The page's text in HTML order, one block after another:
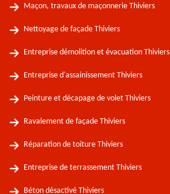
Maçon, travaux de maçonnerie Thiviers
Nettoyage de façade Thiviers
Entreprise démolition et évacuation Thiviers
Entreprise d'assainissement Thiviers
Peinture et décapage de volet Thiviers
Ravalement de façade Thiviers
Réparation de toiture Thiviers
Entreprise de terrassement Thiviers
Béton désactivé Thiviers